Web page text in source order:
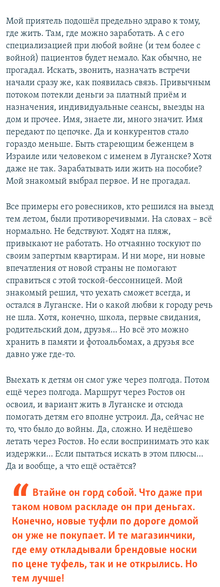
Мой приятель подошёл предельно здраво к тому,
где жить. Там, где можно заработать. А с его
специализацией при любой войне (и тем более с
войной) пациентов будет немало. Как обычно, не
прогадал. Искать, звонить, назначать встречи
начали сразу же, как появилась связь. Привычным
потоком потекли деньги за платный приём и
назначения, индивидуальные сеансы, выезды на
дом и прочее. Имя, знаете ли, много значит. Имя
передают по цепочке. Да и конкурентов стало
гораздо меньше. Быть стареющим беженцем в
Израиле или человеком с именем в Луганске? Хотя
даже не так. Зарабатывать или жить на пособие?
Мой знакомый выбрал первое. И не прогадал.
Все примеры его ровесников, кто решился на выезд
тем летом, были противоречивыми. На словах – всё
нормально. Не бедствуют. Ходят на пляж,
привыкают не работать. Но отчаянно тоскуют по
своим запертым квартирам. И ни море, ни новые
впечатления от новой страны не помогают
справиться с этой тоской-бессонницей. Мой
знакомый решил, что уехать сможет всегда, и
остался в Луганске. Ни о какой любви к городу речь
не шла. Хотя, конечно, школа, первые свидания,
родительский дом, друзья… Но всё это можно
хранить в памяти и фотоальбомах, а друзья все
давно уже где-то.
Выехать к детям он смог уже через полгода. Потом
ещё через полгода. Маршрут через Ростов он
освоил, и вариант жить в Луганске и отсюда
помогать детям его вполне устроил. Да, сейчас не
то, что было до войны. Да, сложно. И недёшево
летать через Ростов. Но если воспринимать это как
издержки… Если пытаться искать в этом плюсы…
Да и вообще, а что ещё остаётся?
Втайне он горд собой. Что даже при
таком новом раскладе он при деньгах.
Конечно, новые туфли по дороге домой
он уже не покупает. И те магазинчики,
где ему откладывали брендовые носки
по цене туфель, так и не открылись. Но
тем лучше!